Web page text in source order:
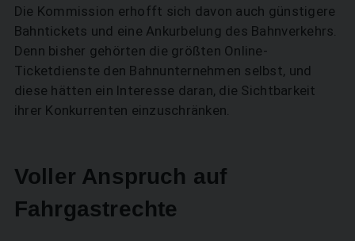
Die Kommission erhofft sich davon auch günstigere
Bahntickets und eine Ankurbelung des Bahnverkehrs.
Denn bisher gehörten die größten Online-
Ticketdienste den Bahnunternehmen selbst, und
diese hätten ein Interesse daran, die Sichtbarkeit
ihrer Konkurrenten einzuschränken.
Voller Anspruch auf
Fahrgastrechte